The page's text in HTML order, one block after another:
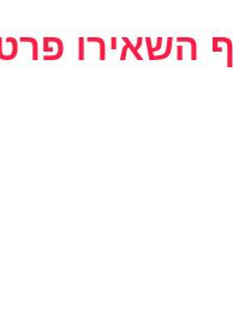
השאירו